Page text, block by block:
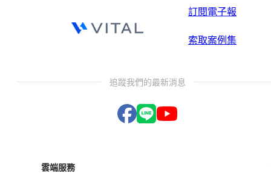
訂閱電子報
索取案例集
追蹤我們的最新消息
雲端服務